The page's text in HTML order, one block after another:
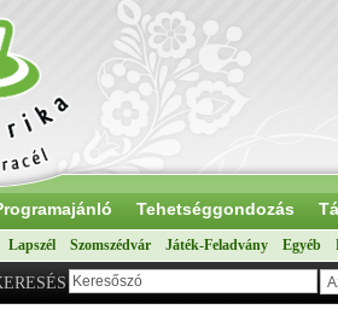
Tehetséggondozás
Lapszél Szomszédvár Játék-Feladvány Egyéb